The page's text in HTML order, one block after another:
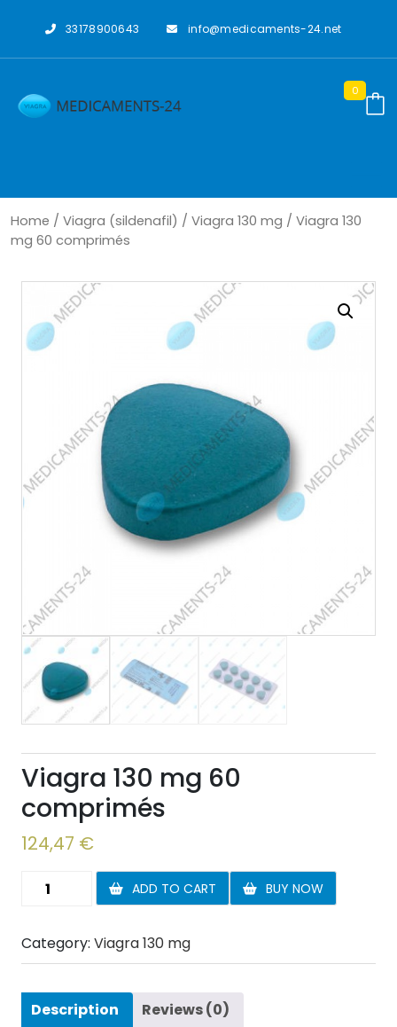
33178900643 info@medicaments-24.net
0
Home / Viagra (sildenafil) / Viagra 130 mg / Viagra 130
mg 60 comprimés
Viagra 130 mg 60
comprimés
124,47 €
Viagra
60
comprimés
ADD TO CART BUY NOW
Category: Viagra 130 mg
Description Reviews (0)